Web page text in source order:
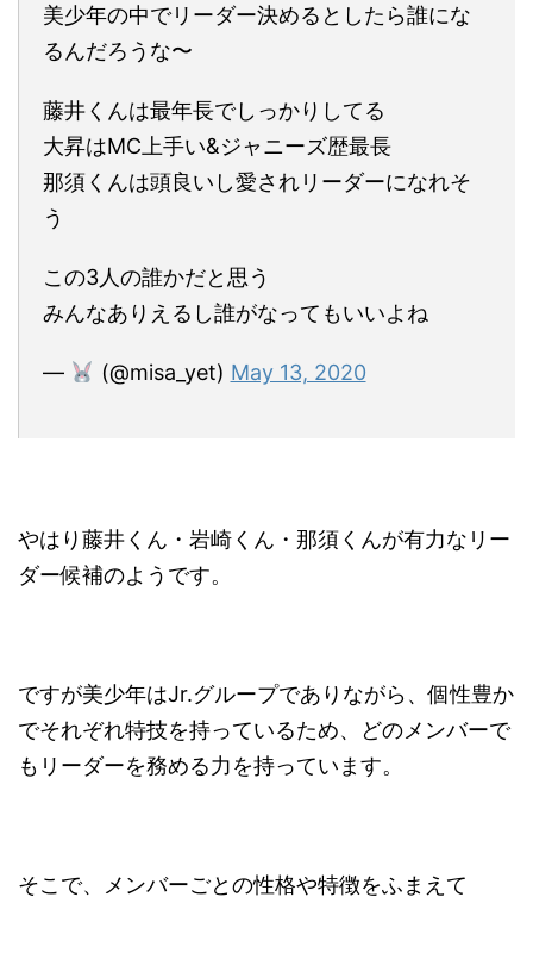
美少年の中でリーダー決めるとしたら誰にな
るんだろうな〜
藤井くんは最年長でしっかりしてる
大昇はMC上手い&ジャニーズ歴最長
那須くんは頭良いし愛されリーダーになれそ
う
この3人の誰かだと思う
みんなありえるし誰がなってもいいよね
— (@misa_yet) May 13, 2020
やはり藤井くん・岩崎くん・那須くんが有力なリー
ダー候補のようです。
ですが美少年はJr.グループでありながら、個性豊か
でそれぞれ特技を持っているため、どのメンバーで
もリーダーを務める力を持っています。
そこで、メンバーごとの性格や特徴をふまえて